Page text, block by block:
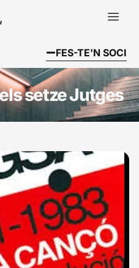
FES-TE'N SOCI
setze Jutges